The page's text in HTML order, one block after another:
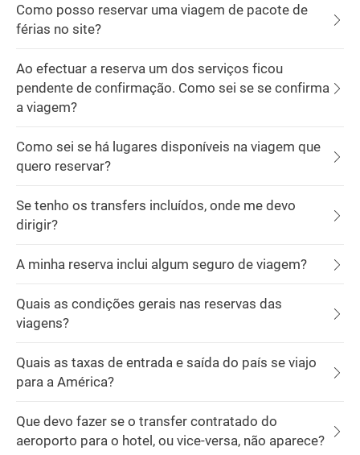
Como posso reservar uma viagem de pacote de
férias no site?
Ao efectuar a reserva um dos serviços ficou
pendente de confirmação. Como sei se se confirma
a viagem?
Como sei se há lugares disponíveis na viagem que
quero reservar?
Se tenho os transfers incluídos, onde me devo
dirigir?
A minha reserva inclui algum seguro de viagem?
Quais as condições gerais nas reservas das
viagens?
Quais as taxas de entrada e saída do país se viajo
para a América?
Que devo fazer se o transfer contratado do
aeroporto para o hotel, ou vice-versa, não aparece?